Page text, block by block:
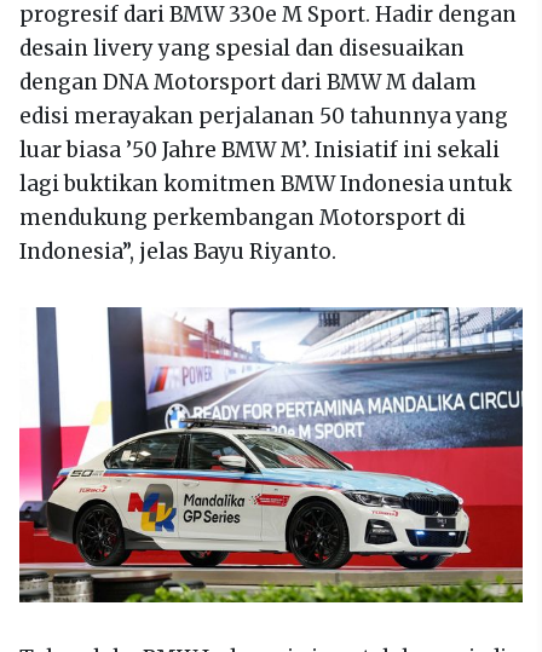
progresif dari BMW 330e M Sport. Hadir dengan
desain livery yang spesial dan disesuaikan
dengan DNA Motorsport dari BMW M dalam
edisi merayakan perjalanan 50 tahunnya yang
luar biasa ’50 Jahre BMW M’. Inisiatif ini sekali
lagi buktikan komitmen BMW Indonesia untuk
mendukung perkembangan Motorsport di
Indonesia”, jelas Bayu Riyanto.